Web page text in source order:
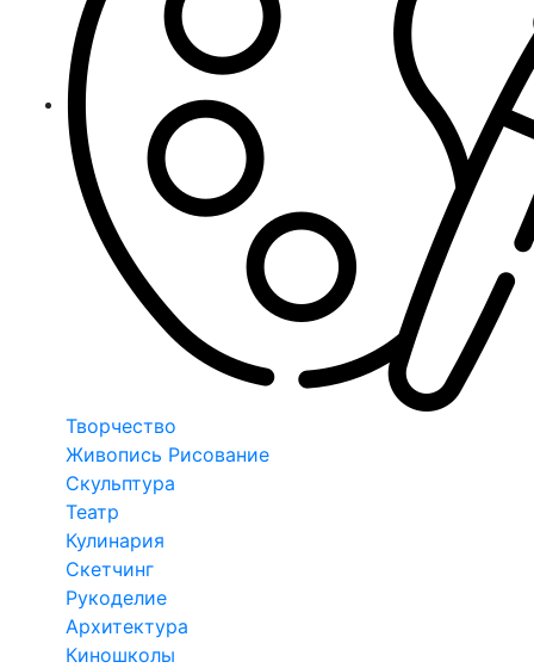
Творчество
Живопись Рисование
Скульптура
Театр
Кулинария
Скетчинг
Рукоделие
Архитектура
Киношколы